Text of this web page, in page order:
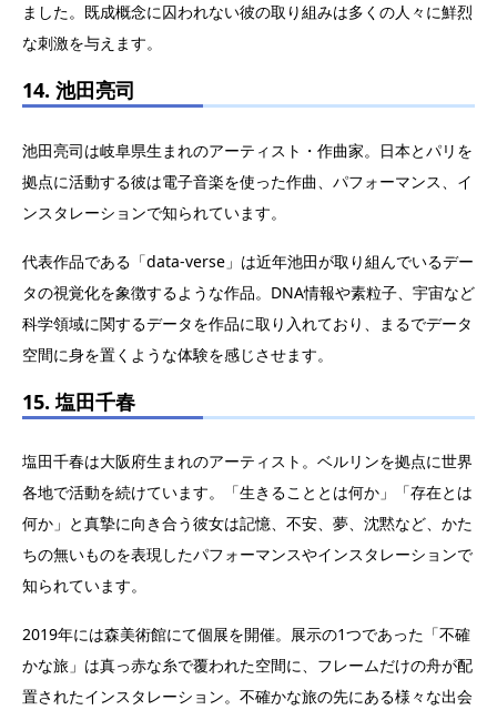
ました。既成概念に囚われない彼の取り組みは多くの人々に鮮烈
な刺激を与えます。
14. 池田亮司
池田亮司は岐阜県生まれのアーティスト・作曲家。日本とパリを
拠点に活動する彼は電子音楽を使った作曲、パフォーマンス、イ
ンスタレーションで知られています。
代表作品である「data-verse」は近年池田が取り組んでいるデー
タの視覚化を象徴するような作品。DNA情報や素粒子、宇宙など
科学領域に関するデータを作品に取り入れており、まるでデータ
空間に身を置くような体験を感じさせます。
15. 塩田千春
塩田千春は大阪府生まれのアーティスト。ベルリンを拠点に世界
各地で活動を続けています。「生きることとは何か」「存在とは
何か」と真摯に向き合う彼女は記憶、不安、夢、沈黙など、かた
ちの無いものを表現したパフォーマンスやインスタレーションで
知られています。
2019年には森美術館にて個展を開催。展示の1つであった「不確
かな旅」は真っ赤な糸で覆われた空間に、フレームだけの舟が配
置されたインスタレーション。不確かな旅の先にある様々な出会